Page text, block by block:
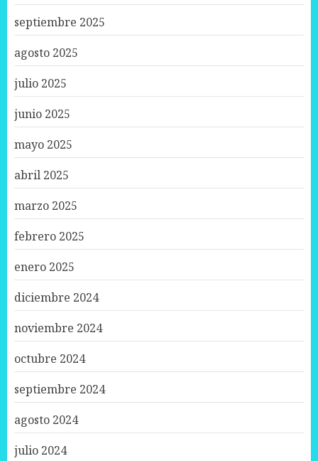
septiembre 2025
agosto 2025
julio 2025
junio 2025
mayo 2025
abril 2025
marzo 2025
febrero 2025
enero 2025
diciembre 2024
noviembre 2024
octubre 2024
septiembre 2024
agosto 2024
julio 2024